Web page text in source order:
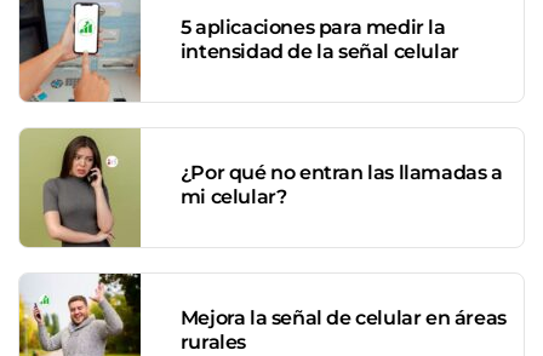
5 aplicaciones para medir la
intensidad de la señal celular
¿Por qué no entran las llamadas a
mi celular?
Mejora la señal de celular en áreas
rurales